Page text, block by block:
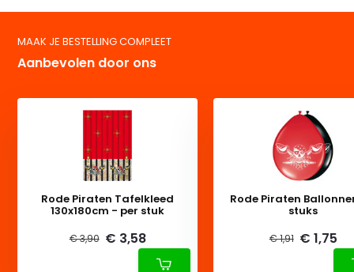
MAAK JE BESTELLING COMPLEET
Aanbevolen door ons
Rode Piraten Tafelkleed
130x180cm - per stuk
€ 3,90 € 3,58
Rode Piraten
stuks
€ 1,91 € 1,75